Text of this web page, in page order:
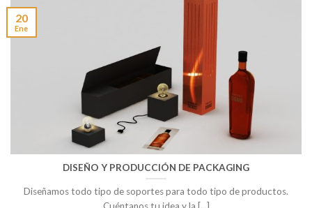
DISEÑO Y PRODUCCIÓN DE PACKAGING
Diseñamos todo tipo de soportes para todo tipo de productos.
20
Ene